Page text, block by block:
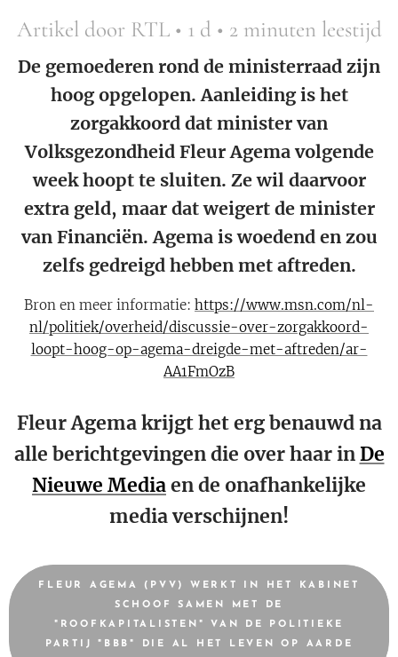
Artikel door RTL • 1 d • 2 minuten leestijd
De gemoederen rond de ministerraad zijn
hoog opgelopen. Aanleiding is het
zorgakkoord dat minister van
Volksgezondheid Fleur Agema volgende
week hoopt te sluiten. Ze wil daarvoor
extra geld, maar dat weigert de minister
van Financiën. Agema is woedend en zou
zelfs gedreigd hebben met aftreden.
Bron en meer informatie: https://www.msn.com/nl-
nl/politiek/overheid/discussie-over-zorgakkoord-
loopt-hoog-op-agema-dreigde-met-aftreden/ar-
AA1FmOzB
Fleur Agema krijgt het erg benauwd na
alle berichtgevingen die over haar inDe
Nieuwe Mediaen de onafhankelijke
media verschijnen!
FLEUR AGEMA (PVV) WERKT IN HET KABINET
SCHOOF SAMEN MET DE
"ROOFKAPITALISTEN" VAN DE POLITIEKE
PARTIJ "BBB" DIE AL HET LEVEN OP AARDE